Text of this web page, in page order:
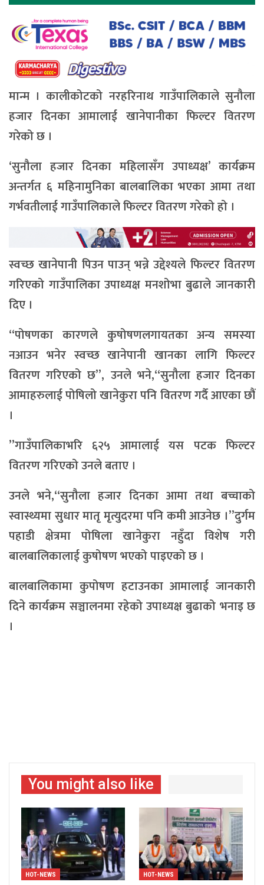
मान्म । कालीकोटको नरहरिनाथ गाउँपालिकाले सुनौला
हजार दिनका आमालाई खानेपानीका फिल्टर वितरण
गरेको छ ।
‘सुनौला हजार दिनका महिलासँग उपाध्यक्ष’ कार्यक्रम
अन्तर्गत ६ महिनामुनिका बालबालिका भएका आमा तथा
गर्भवतीलाई गाउँपालिकाले फिल्टर वितरण गरेको हो ।
स्वच्छ खानेपानी पिउन पाउन् भन्ने उद्देश्यले फिल्टर वितरण
गरिएको गाउँपालिका उपाध्यक्ष मनशोभा बुढाले जानकारी
दिए ।
‘‘पोषणका कारणले कुषोषणलगायतका अन्य समस्या
नआउन भनेर स्वच्छ खानेपानी खानका लागि फिल्टर
वितरण गरिएको छ’’, उनले भने,“सुनौला हजार दिनका
आमाहरुलाई पोषिलो खानेकुरा पनि वितरण गर्दै आएका छौं
।
”गाउँपालिकाभरि ६२५ आमालाई यस पटक फिल्टर
वितरण गरिएको उनले बताए ।
उनले भने,“सुनौला हजार दिनका आमा तथा बच्चाको
स्वास्थ्यमा सुधार मातृ मृत्युदरमा पनि कमी आउनेछ ।”दुर्गम
पहाडी क्षेत्रमा पोषिला खानेकुरा नहुँदा विशेष गरी
बालबालिकालाई कुषोषण भएको पाइएको छ ।
बालबालिकामा कुपोषण हटाउनका आमालाई जानकारी
दिने कार्यक्रम सञ्चालनमा रहेको उपाध्यक्ष बुढाको भनाइ छ
।
You might also like
HOT-NEWS HOT-NEWS